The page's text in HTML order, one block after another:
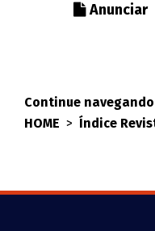
Anunciar
Continue navegando
HOME > Índice